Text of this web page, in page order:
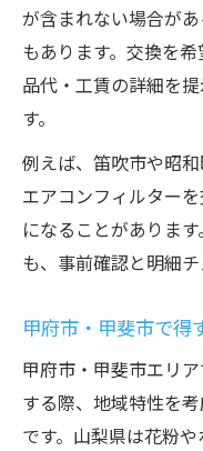
が含まれない場合が
もあります。交換を
品代・工賃の詳細を
す。
例えば、笛吹市や昭
エアコンフィルター
になることがありま
も、事前確認と明細
甲府市・甲斐市で得
甲府市・甲斐市エリ
する際、地域特性を
です。山梨県は花粉